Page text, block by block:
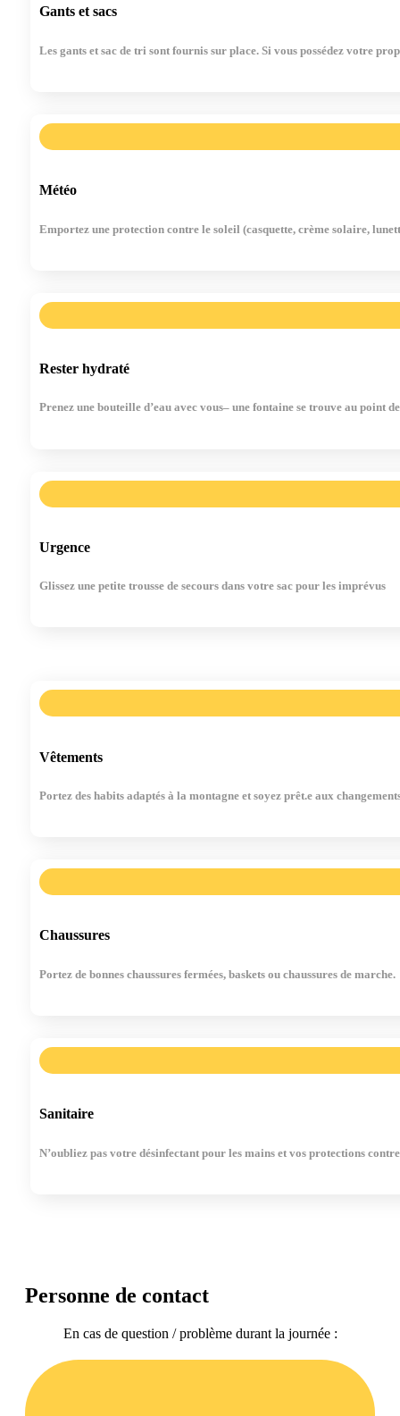
Gants et sacs
Les gants et sac de tri sont fournis sur place. Si vous possédez votre
Météo
Emportez une protection contre le soleil (casquette, crème solaire,
Rester hydraté
Prenez une bouteille d’eau avec vous– une fontaine se trouve au point
Urgence
Glissez une petite trousse de secours dans votre sac pour les imprévus
Vêtements
Portez des habits adaptés à la montagne et soyez prêt.e aux
Chaussures
Portez de bonnes chaussures fermées, baskets ou chaussures de marche.
Sanitaire
N’oubliez pas votre désinfectant pour les mains et vos protections
Personne de contact
En cas de question / problème durant la journée :